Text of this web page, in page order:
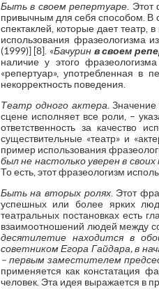
Быть в своем репертуаре .
привычным для себя способом. В
спектаклей, которые дает театр,
использования фразеологизма
(1999)] [8]. «Бачурин в своем
наличие у этого
«репертуар», употребленная в
некорректность поведения.
Театр одного актера .
сцене исполняет все роли, –
ответственность за качество
существительные «театр» и
пример использования
был не настолько уверен в
То есть, этот фразеологизм
Быть на вторых ролях. Этот
успешных или более ярких
театральных постановках есть
взаимоотношений людей между
десятилетие находится в
советником Егора Гайдара, в
– первым заместителем
применяется как констатация
человек. Эта идея выражается в